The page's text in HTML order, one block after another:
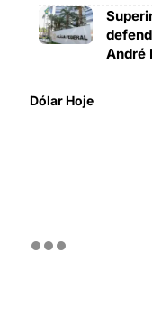
André
Dólar Hoje